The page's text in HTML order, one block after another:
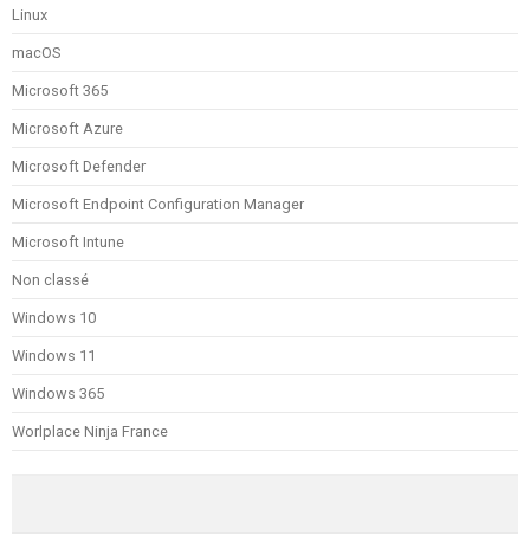
Linux
macOS
Microsoft 365
Microsoft Azure
Microsoft Defender
Microsoft Endpoint Configuration Manager
Microsoft Intune
Non classé
Windows 10
Windows 11
Windows 365
Worlplace Ninja France